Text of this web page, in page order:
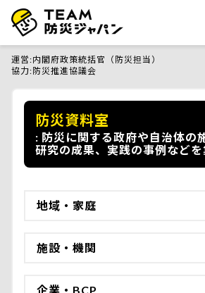
運営 内閣府政策統括官（防災担当）
協力 防災推進協議会
防災資料室
防災に関する政府や自治体の
研究の成果、実践の事例などを
地域・家庭
施設・機関
企業・BCP